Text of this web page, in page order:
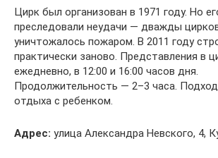
Цирк был организован в 1971 году. Но
преследовали неудачи — дважды
уничтожалось пожаром. В 2011 году
практически заново. Представления в
ежедневно, в 12:00 и 16:00 часов дня.
Продолжительность — 2–3 часа.
отдыха с ребенком.
Адрес: улица Александра Невского, 4,